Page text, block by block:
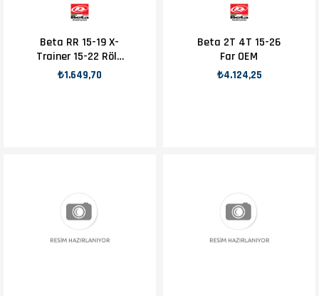
Beta RR 15-19 X-
Trainer 15-22 Röle
Kablosu OEM
₺1.649,70
Beta 2T 4T 15-26
Far OEM
₺4.124,25